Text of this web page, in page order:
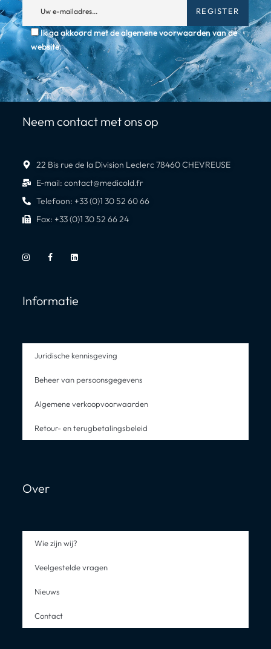
Ik ga akkoord met de algemene voorwaarden van de
website.
Neem contact met ons op
22 Bis rue de la Division Leclerc 78460 CHEVREUSE
E-mail: contact@medicold.fr
Telefoon: +33 (0)1 30 52 60 66
Fax: +33 (0)1 30 52 66 24
Informatie
Juridische kennisgeving
Beheer van persoonsgegevens
Algemene verkoopvoorwaarden
Retour- en terugbetalingsbeleid
Over
Wie zijn wij?
Veelgestelde vragen
Nieuws
Contact